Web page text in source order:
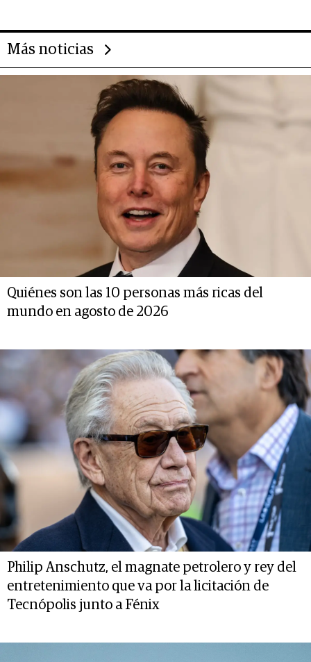
Más noticias
Quiénes son las 10 personas más ricas del
mundo en agosto de 2026
Philip Anschutz, el magnate petrolero y rey del
entretenimiento que va por la licitación de
Tecnópolis junto a Fénix